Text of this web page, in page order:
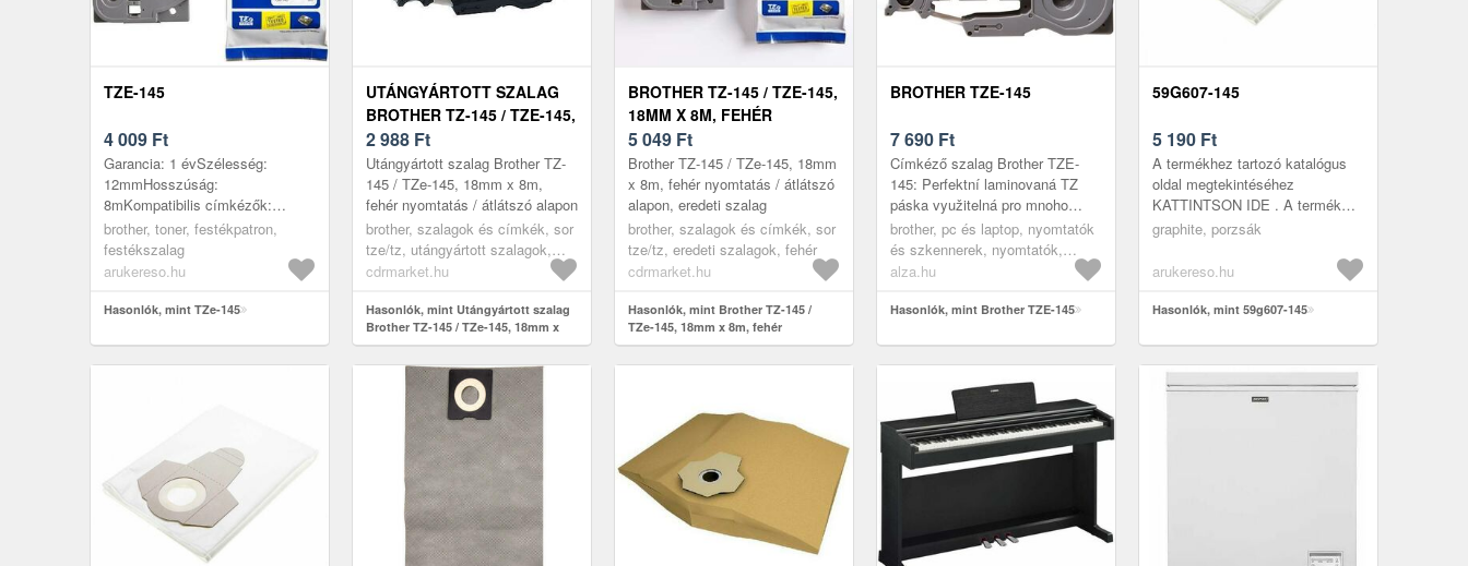
TZE-145
4 009 Ft
Garancia: 1 évSzélesség:
12mmHosszúság:
8mKompatibilis címkézők:
Brother CUBE Plus PT-P710BTH
Brother PT-10005BTS Brother
PT-1100 Brother PT-1500PC...
brother, toner, festékpatron,
festékszalag
arukereso.hu
Hasonlók, mint TZe-145
UTÁNGYÁRTOTT SZALAG
BROTHER TZ-145 / TZE-145,
18MM X 8M, FEHÉR
NYOMTATÁS / ÁTLÁTSZÓ
ALAPON
2 988 Ft
Utángyártott szalag Brother TZ-
145 / TZe-145, 18mm x 8m,
fehér nyomtatás / átlátszó alapon
brother, szalagok és címkék, sor
tze/tz, utángyártott szalagok,
fehér
cdrmarket.hu
Hasonlók, mint Utángyártott szalag
Brother TZ-145 / TZe-145, 18mm x
8m, fehér nyomtatás / átlátszó
alapon
BROTHER TZ-145 / TZE-145,
18MM X 8M, FEHÉR
NYOMTATÁS / ÁTLÁTSZÓ
ALAPON, EREDETI SZALAG
5 049 Ft
Brother TZ-145 / TZe-145, 18mm
x 8m, fehér nyomtatás / átlátszó
alapon, eredeti szalag
brother, szalagok és címkék, sor
tze/tz, eredeti szalagok, fehér
cdrmarket.hu
Hasonlók, mint Brother TZ-145 /
TZe-145, 18mm x 8m, fehér
nyomtatás / átlátszó alapon, eredeti
szalag
BROTHER TZE-145
7 690 Ft
Címkéző szalag Brother TZE-
145: Perfektní laminovaná TZ
páska využitelná pro mnoho
různých příležitostí. Egy patron 8
méter szalagot, amelyet fel l...
brother, pc és laptop, nyomtatók
és szkennerek, nyomtatók,
kellékek, papírok, papírok,
alza.hu
Hasonlók, mint Brother TZE-145
59G607-145
5 190 Ft
A termékhez tartozó katalógus
oldal megtekintéséhez
KATTINTSON IDE . A termék
adatai a grupatopex. com oldalon
Microfiber ...
graphite, porzsák
arukereso.hu
Hasonlók, mint 59g607-145